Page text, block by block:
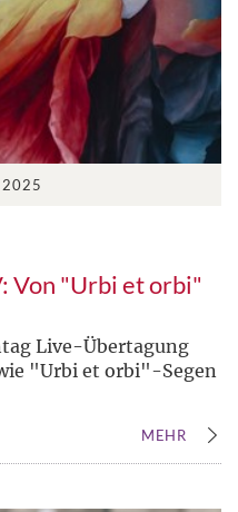
2025
Von "Urbi et orbi"
Live-Übertagung
"Urbi et orbi"-Segen
MEHR